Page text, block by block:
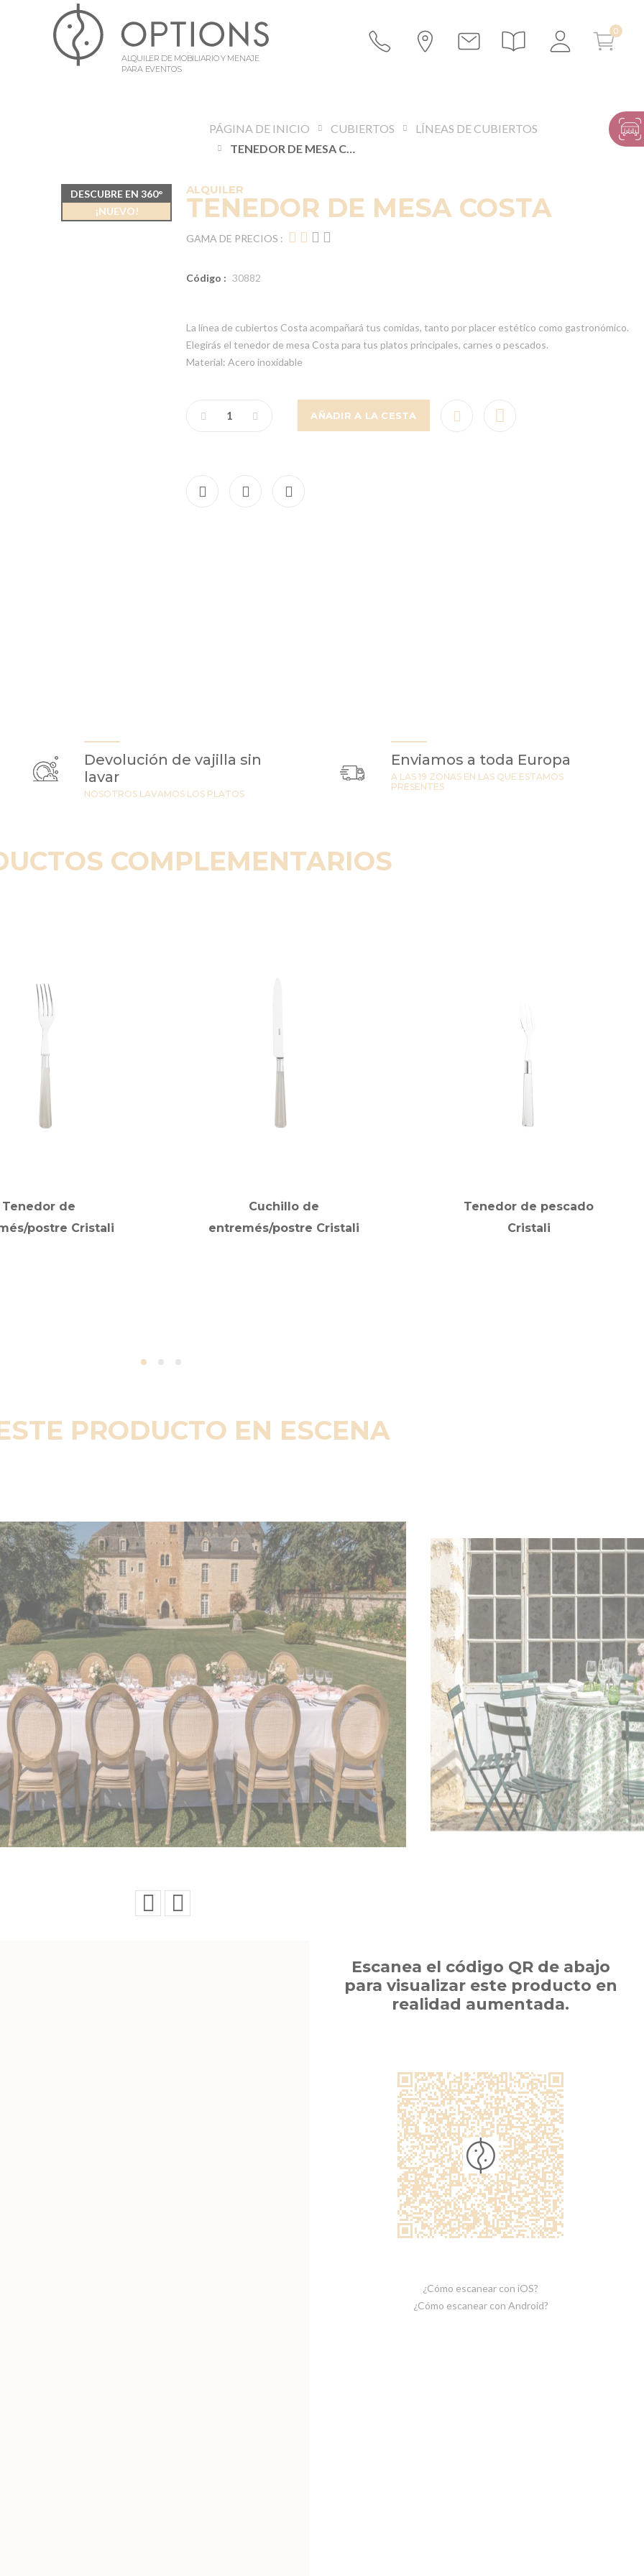
ALQUILER DE MOBILIARIO Y MENAJE
PARA EVENTOS
PÁGINA DE INICIO CUBIERTOS
LÍNEAS DE CUBIERTOS
TENEDOR DE MESA COSTA
ALQUILER
TENEDOR DE MESA COSTA
GAMA DE PRECIOS :
Código : 30882
La línea de cubiertos Costa acompañará tus comidas, tanto por placer estético como gastronómico.
Elegirás el tenedor de mesa Costa para tus platos principales, carnes o pescados.
Material: Acero inoxidable
AÑADIR A LA CESTA
DESCUBRE EN 360°
¡NUEVO!
Devolución de vajilla sin
lavar
NOSOTROS LAVAMOS LOS PLATOS
Enviamos a toda Europa
A LAS 19 ZONAS EN LAS QUE ESTAMOS
PRESENTES
COMPLEMENTARIOS
Tenedor de
postre Cristali
Cuchillo de
entremés/postre Cristali
Tenedor de pescado
Cristali
PRODUCTO EN ESCENA
Escanea el código QR de abajo
para visualizar este producto en
realidad aumentada.
¿Cómo escanear con iOS?
¿Cómo escanear con Android?